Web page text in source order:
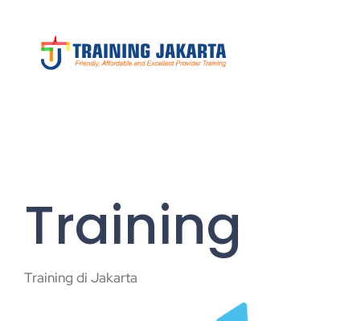
Training
Training di Jakarta